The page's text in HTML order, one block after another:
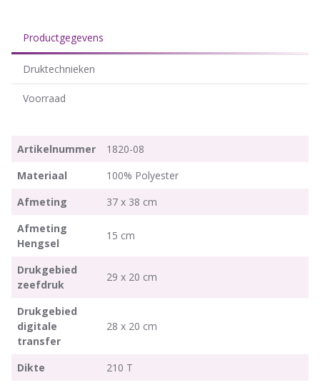
Productgegevens
Druktechnieken
Voorraad
Artikelnummer
1820-08
Materiaal
100% Polyester
Afmeting
37 x 38 cm
Afmeting
Hengsel
15 cm
Drukgebied
zeefdruk
29 x 20 cm
Drukgebied
digitale
transfer
28 x 20 cm
Dikte
210 T